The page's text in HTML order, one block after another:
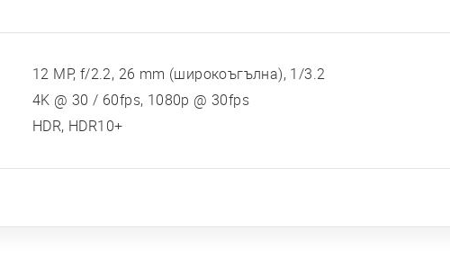
12 MP, f/2.2, 26 mm (широкоъгълна), 1/3.2
4K @ 30 / 60fps, 1080p @ 30fps
HDR, HDR10+